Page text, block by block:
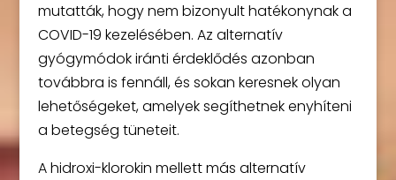
mutatták, hogy nem bizonyult hatékonynak a
COVID-19 kezelésében. Az alternatív
gyógymódok iránti érdeklődés azonban
továbbra is fennáll, és sokan keresnek olyan
lehetőségeket, amelyek segíthetnek enyhíteni
a betegség tüneteit.
A hidroxi-klorokin mellett más alternatív